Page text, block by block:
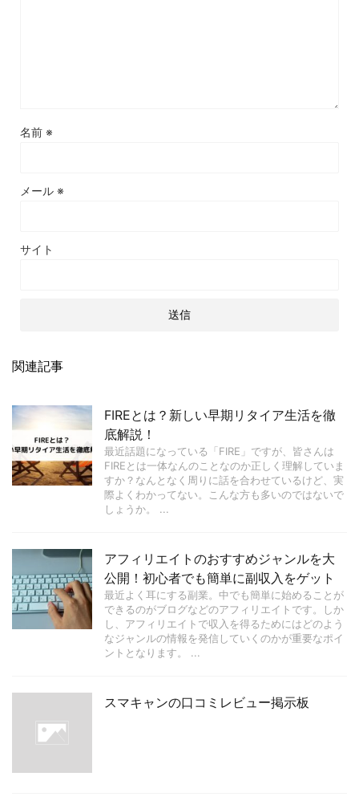
名前 ※
メール ※
サイト
関連記事
FIREとは？新しい早期リタイア生活を徹
底解説！
最近話題になっている「FIRE」ですが、皆さんは
FIREとは一体なんのことなのか正しく理解していま
すか？なんとなく周りに話を合わせているけど、実
際よくわかってない。こんな方も多いのではないで
しょうか。 ...
アフィリエイトのおすすめジャンルを大
公開！初心者でも簡単に副収入をゲット
最近よく耳にする副業。中でも簡単に始めることが
できるのがブログなどのアフィリエイトです。しか
し、アフィリエイトで収入を得るためにはどのよう
なジャンルの情報を発信していくのかが重要なポイ
ントとなります。 ...
スマキャンの口コミレビュー掲示板